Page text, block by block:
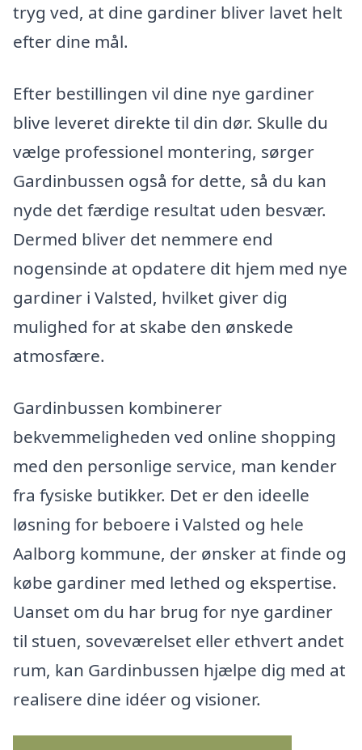
tryg ved, at dine gardiner bliver lavet helt
efter dine mål.
Efter bestillingen vil dine nye gardiner
blive leveret direkte til din dør. Skulle du
vælge professionel montering, sørger
Gardinbussen også for dette, så du kan
nyde det færdige resultat uden besvær.
Dermed bliver det nemmere end
nogensinde at opdatere dit hjem med nye
gardiner i Valsted, hvilket giver dig
mulighed for at skabe den ønskede
atmosfære.
Gardinbussen kombinerer
bekvemmeligheden ved online shopping
med den personlige service, man kender
fra fysiske butikker. Det er den ideelle
løsning for beboere i Valsted og hele
Aalborg kommune, der ønsker at finde og
købe gardiner med lethed og ekspertise.
Uanset om du har brug for nye gardiner
til stuen, soveværelset eller ethvert andet
rum, kan Gardinbussen hjælpe dig med at
realisere dine idéer og visioner.